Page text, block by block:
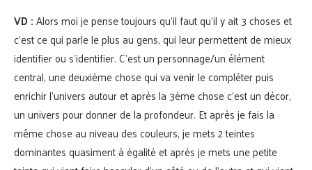
VD :Alors moi je pense toujours qu’il faut qu’il y ait 3 choses et
c’est ce qui parle le plus au gens, qui leur permettent de mieux
identifier ou s’identifier. C’est un personnage/un élément
central, une deuxième chose qui va venir le compléter puis
enrichir l’univers autour et après la 3ème chose c’est un décor,
un univers pour donner de la profondeur. Et après je fais la
même chose au niveau des couleurs, je mets 2 teintes
dominantes quasiment à égalité et après je mets une petite